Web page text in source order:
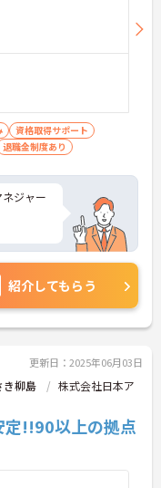
資格取得サポート
退職金制度あり
ジャー
紹介してもらう
更新日：2025年06月03日
き柳島
株式会社日本ア
定!!90以上の拠点